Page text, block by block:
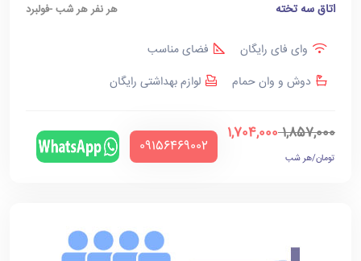
اتاق سه تخته هر نفر هر شب -فولبرد
وای فای رایگان
فضای مناسب
دوش و وان حمام
لوازم بهداشتی رایگان
1,857,000
1,704,000
تومان/هر شب
‪09156469002‬